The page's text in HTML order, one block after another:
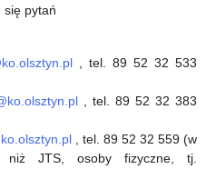
się pytań
, tel. 89 52 32 533
, tel. 89 52 32 383
, tel. 89 52 32 559 (w
niż JTS, osoby fizyczne, tj.